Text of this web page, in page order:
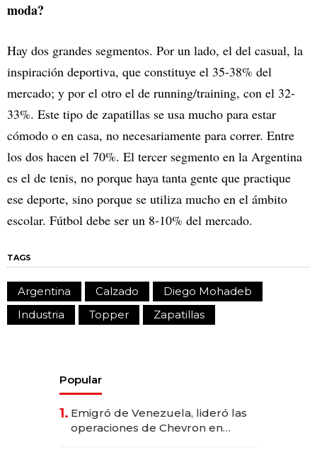
moda?
Hay dos grandes segmentos. Por un lado, el del casual, la
inspiración deportiva, que constituye el 35-38% del
mercado; y por el otro el de running/training, con el 32-
33%. Este tipo de zapatillas se usa mucho para estar
cómodo o en casa, no necesariamente para correr. Entre
los dos hacen el 70%. El tercer segmento en la Argentina
es el de tenis, no porque haya tanta gente que practique
ese deporte, sino porque se utiliza mucho en el ámbito
escolar. Fútbol debe ser un 8-10% del mercado.
TAGS
Argentina Calzado
Diego Mohadeb
Industria
Topper Zapatillas
Popular
1. Emigró de Venezuela, lideró las
operaciones de Chevron en